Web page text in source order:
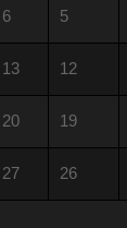
5
6
12
13
19
20
26
27